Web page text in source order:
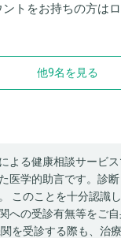
ントをお持ちの方は
他9名を見る
よる健康相談サービ
医学的助言です。診
このことを十分認識
への受診有無等をご
を受診する際も、治